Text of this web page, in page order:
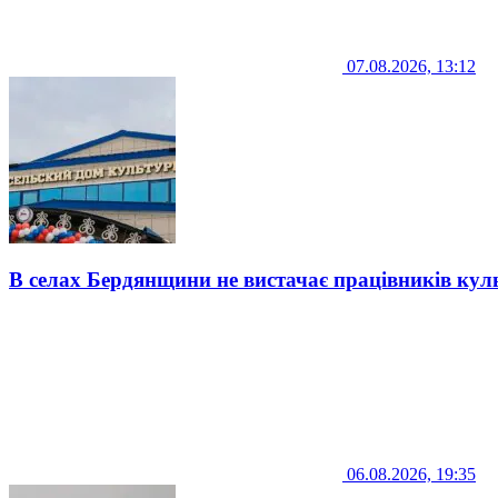
07.08.2026, 13:12
В селах Бердянщини не вистачає працівників
06.08.2026, 19:35